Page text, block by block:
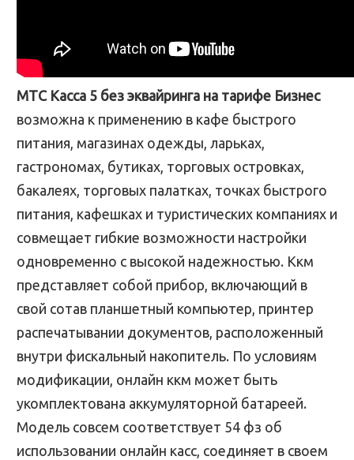
МТС Касса 5 без эквайринга на тарифе Бизнес
возможна к применению в кафе быстрого
питания, магазинах одежды, ларьках,
гастрономах, бутиках, торговых островках,
бакалеях, торговых палатках, точках быстрого
питания, кафешках и туристических компаниях и
совмещает гибкие возможности настройки
одновременно с высокой надежностью. Ккм
представляет собой прибор, включающий в
свой сотав планшетный компьютер, принтер
распечатывании документов, расположенный
внутри фискальный накопитель. По условиям
модификации, онлайн ккм может быть
укомплектована аккумуляторной батареей.
Модель совсем соответствует 54 фз об
использовании онлайн касс, соединяет в своем